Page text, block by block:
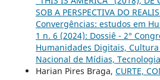
SOB A PERSPECTIVA DO
Convergências: estudos em
1 n. 6 (2024): Dossiê - 2°
Humanidades Digitais,
Nacional de Mídias,
Harian Pires Braga, CURTE,